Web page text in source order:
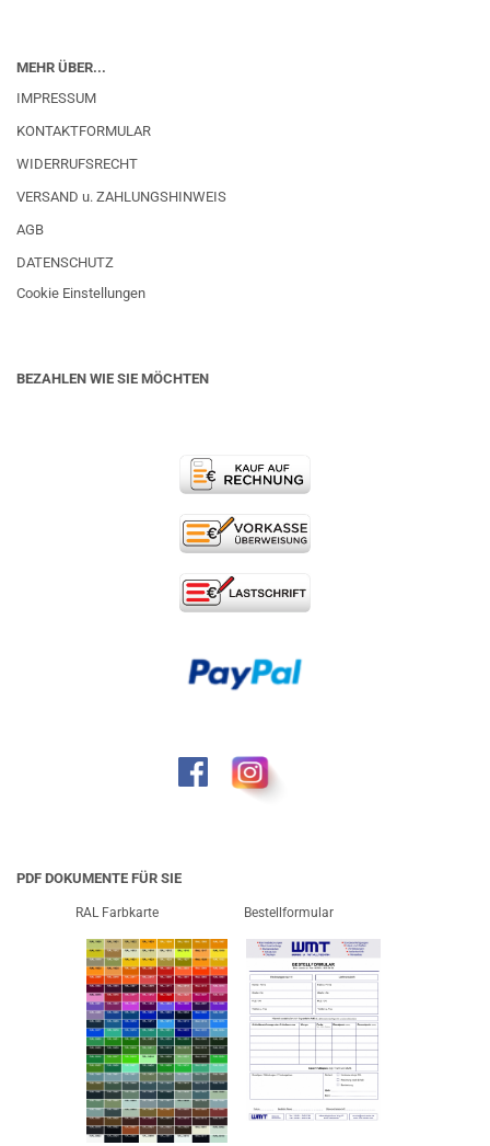
MEHR ÜBER...
IMPRESSUM
KONTAKTFORMULAR
WIDERRUFSRECHT
VERSAND u. ZAHLUNGSHINWEIS
AGB
DATENSCHUTZ
Cookie Einstellungen
BEZAHLEN WIE SIE MÖCHTEN
PDF DOKUMENTE FÜR SIE
RAL Farbkarte Bestellformular